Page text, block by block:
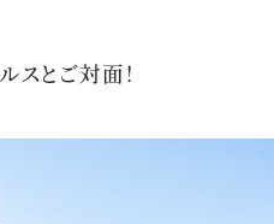
スとご対面！